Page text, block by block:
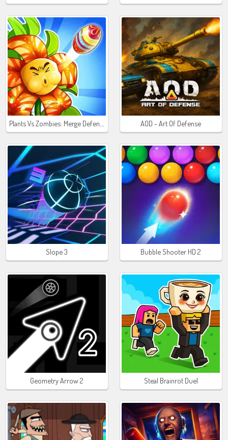
AOD - Art Of Defense
Slope 3 Bubble Shooter HD 2
Geometry Arrow 2 Steal Brainrot Duel